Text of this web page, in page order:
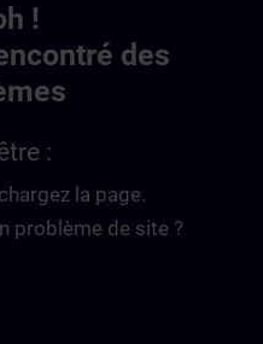
!
des
:
la page.
problème de site ?